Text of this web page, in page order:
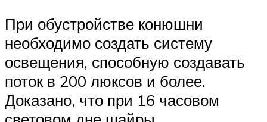
При обустройстве конюшни
необходимо создать систему
освещения, способную создавать
поток в 200 люксов и более.
Доказано, что при 16 часовом